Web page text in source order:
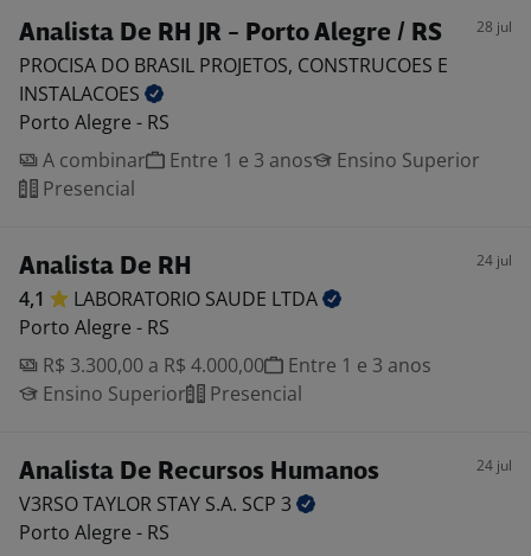
Analista De RH JR - Porto Alegre / RS 28 jul
PROCISA DO BRASIL PROJETOS, CONSTRUCOES E
INSTALACOES
Porto Alegre - RS
A combinar
Entre 1 e 3 anos
Ensino Superior
Presencial
Analista De RH 24 jul
4,1 LABORATORIO SAUDE LTDA
Porto Alegre - RS
R$ 3.300,00 a R$ 4.000,00
Entre 1 e 3 anos
Ensino Superior
Presencial
Analista De Recursos Humanos 24 jul
V3RSO TAYLOR STAY S.A. SCP 3
Porto Alegre - RS